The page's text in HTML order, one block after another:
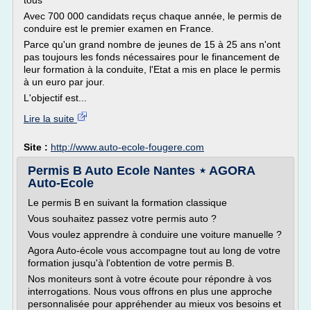
Avec 700 000 candidats reçus chaque année, le permis de
conduire est le premier examen en France.
Parce qu'un grand nombre de jeunes de 15 à 25 ans n'ont
pas toujours les fonds nécessaires pour le financement de
leur formation à la conduite, l'Etat a mis en place le permis
à un euro par jour.
L'objectif est...
Lire la suite
Site : http://www.auto-ecole-fougere.com
Permis B Auto Ecole Nantes ⋆ AGORA
Auto-Ecole
Le permis B en suivant la formation classique
Vous souhaitez passez votre permis auto ?
Vous voulez apprendre à conduire une voiture manuelle ?
Agora Auto-école vous accompagne tout au long de votre
formation jusqu'à l'obtention de votre permis B.
Nos moniteurs sont à votre écoute pour répondre à vos
interrogations. Nous vous offrons en plus une approche
personnalisée pour appréhender au mieux vos besoins et